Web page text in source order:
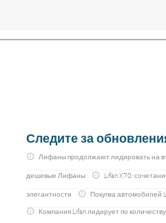
Следите за
Лифаны продолжают лидировать на
дешевые Лифаны Lifan X70:
элегантности Покупка автомобилей
Компания Lifan лидирует по